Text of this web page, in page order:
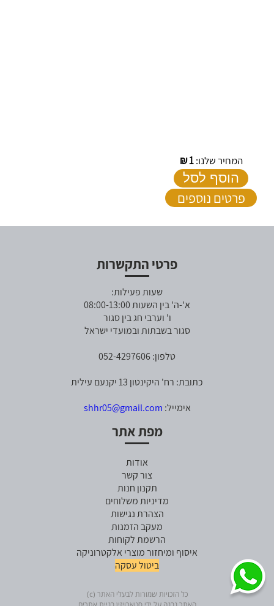
המחיר שלנו:1
₪
הוסף לסל
פרטים נוספים
פרטי התקשרות
שעות פעילות:
א'-ה' בין השעות 08:00-13:00
ו' וערבי חג בין סגור
סגור בשבתות ובמועדי ישראל
טלפון: 052-4297606
כתובת: רח' היקינטון 13 יקנעם עילית
אימייל: shhr05@gmail.com
מפת אתר
אודות
צור קשר
תקנון חנות
מדיניות משלוחים
הצהרת נגישות
מעקב הזמנות
הרשמת לקוחות
איסוף ומיחזור מוצרי אלקטרוניקה
ביטול עסקה
כל הזכויות שמורות לבעלי האתר (c)